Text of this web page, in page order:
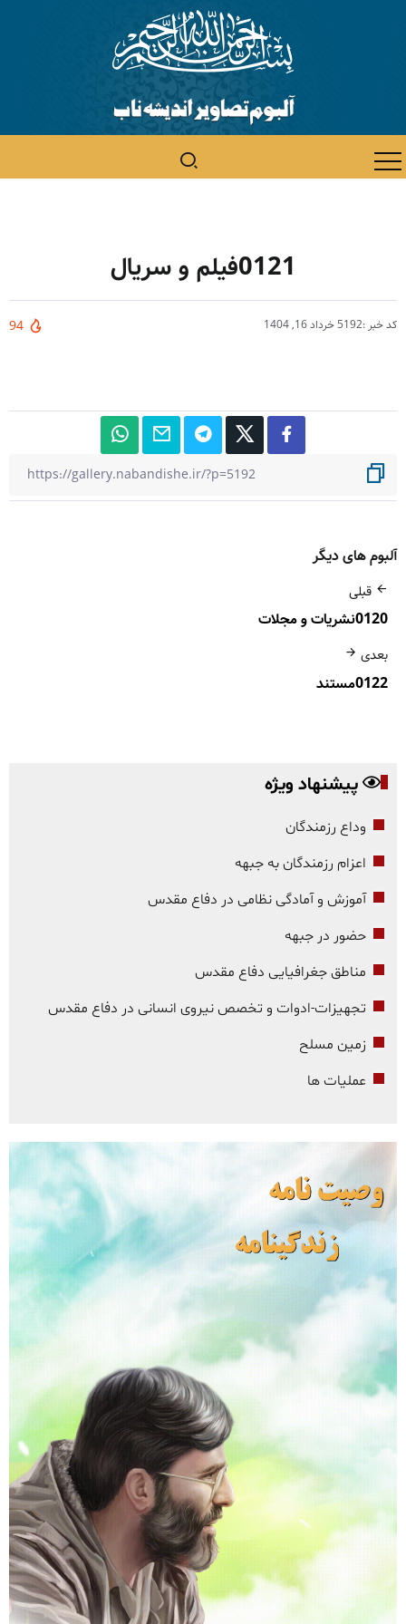
0121فیلم و سریال
کد خبر :5192 خرداد 16, 1404 94
آلبوم های دیگر
قبلی
0120نشریات و مجلات
بعدی
0122مستند
پیشنهاد ویژه
وداع رزمندگان
اعزام رزمندگان به جبهه
آموزش و آمادگی نظامی در دفاع مقدس
حضور در جبهه
مناطق جغرافیایی دفاع مقدس
تجهیزات-ادوات و تخصص نیروی انسانی در دفاع مقدس
زمین مسلح
عملیات ها